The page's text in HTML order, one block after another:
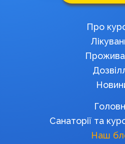
Про
Санаторії та
Наш